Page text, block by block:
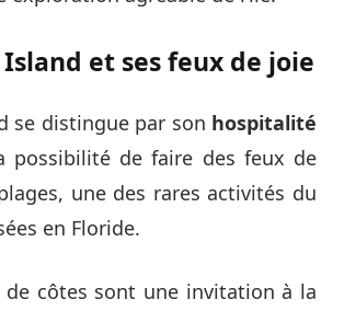
et ses feux de joie
se distingue par son hospitalité
possibilité de faire des feux de
une des rares activités du
en Floride.
de côtes sont une invitation à la